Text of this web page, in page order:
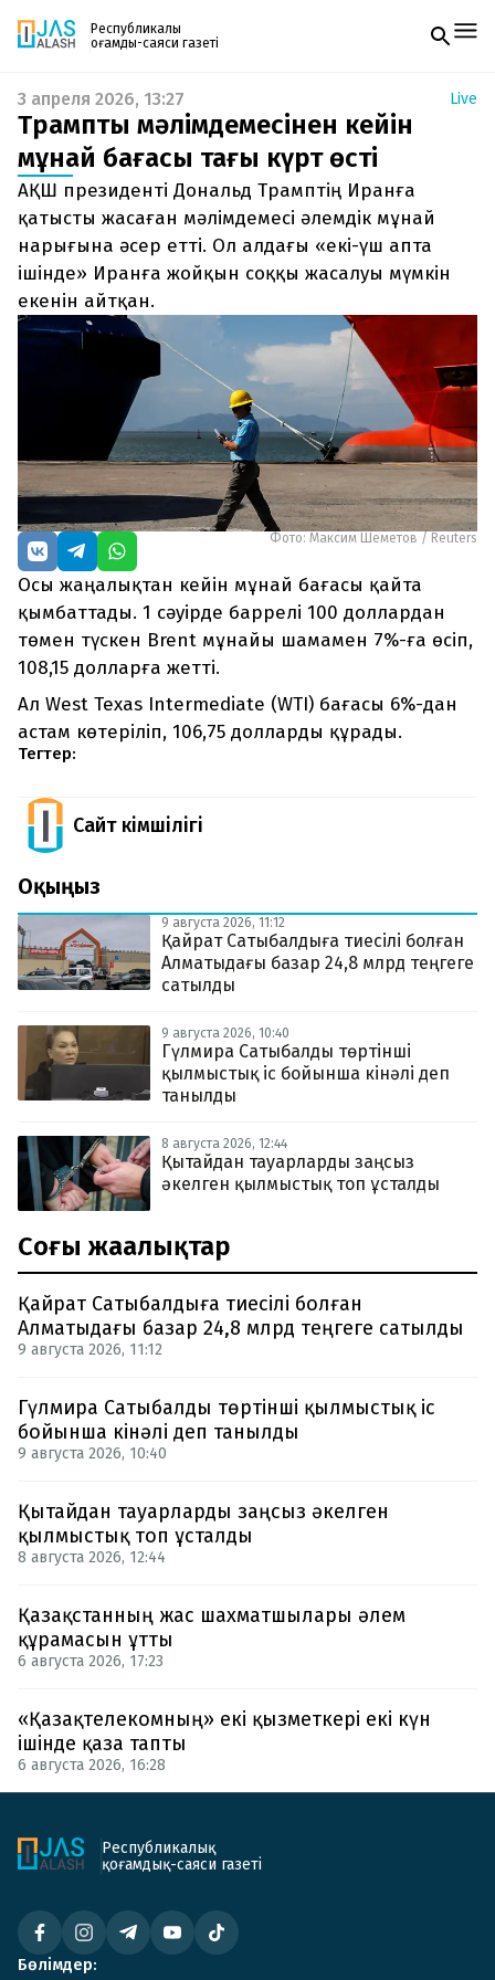
Республикалық
қоғамдық-саяси газеті
Жаңалықтар
Спорт
Live
Руханият
Аймақ
Архив
Заң және тәртіп
Редакциямен байланыс
+7 708 604 51 06
Жарнама бөлімі
+7 701 220 64 52
zhasalash100@gmail.com
Газетке жазылу
PDF форматтағы газетті ай сайын электронды
поштаңызға алып отырыңыз. Жаңа нөмір
шыққан сәтте сізге бірден жіберіледі. Тек email
енгізіңіз, біз қалғанын өзіміз жібереміз.
3 апреля 2026, 13:27 Live
Трамптың мәлімдемесінен кейін
мұнай бағасы тағы күрт өсті
АҚШ президенті Дональд Трамптің Иранға
қатысты жасаған мәлімдемесі әлемдік мұнай
нарығына әсер етті. Ол алдағы «екі-үш апта
ішінде» Иранға жойқын соққы жасалуы мүмкін
екенін айтқан.
Фото: Максим Шеметов / Reuters
Осы жаңалықтан кейін мұнай бағасы қайта
қымбаттады. 1 сәуірде баррелі 100 доллардан
төмен түскен Brent мұнайы шамамен 7%-ға өсіп,
108,15 долларға жетті.
Ал West Texas Intermediate (WTI) бағасы 6%-дан
астам көтеріліп, 106,75 долларды құрады.
Тегтер:
Сайт Әкімшілігі
Оқыңыз
9 августа 2026, 11:12
Қайрат Сатыбалдыға тиесілі болған
Алматыдағы базар 24,8 млрд теңгеге
сатылды
9 августа 2026, 10:40
Гүлмира Сатыбалды төртінші
қылмыстық іс бойынша кінәлі деп
танылды
8 августа 2026, 12:44
Қытайдан тауарларды заңсыз
әкелген қылмыстық топ ұсталды
Соңғы жаңалықтар
Қайрат Сатыбалдыға тиесілі болған
Алматыдағы базар 24,8 млрд теңгеге сатылды
9 августа 2026, 11:12
Гүлмира Сатыбалды төртінші қылмыстық іс
бойынша кінәлі деп танылды
9 августа 2026, 10:40
Қытайдан тауарларды заңсыз әкелген
қылмыстық топ ұсталды
8 августа 2026, 12:44
Қазақстанның жас шахматшылары әлем
құрамасын ұтты
6 августа 2026, 17:23
«Қазақтелекомның» екі қызметкері екі күн
ішінде қаза тапты
6 августа 2026, 16:28
Республикалық
қоғамдық-саяси газеті
Бөлімдер: